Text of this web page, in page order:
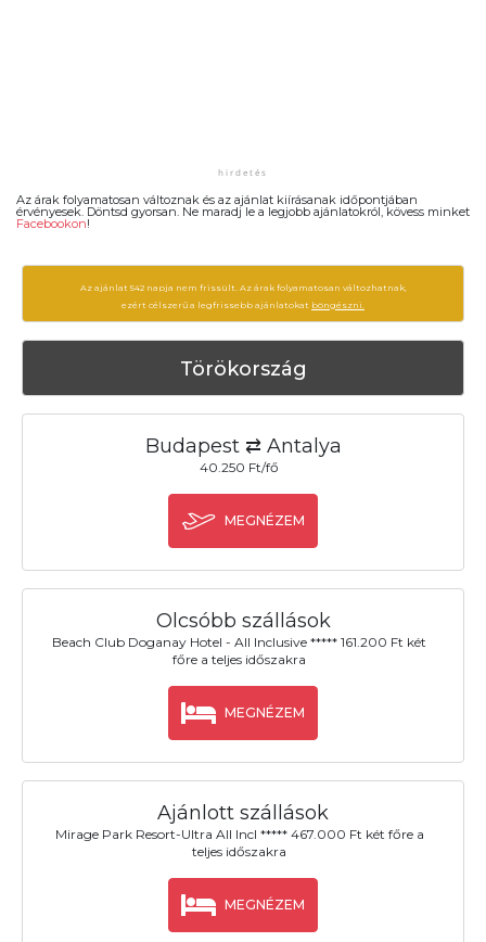
Az árak folyamatosan változnak és az ajánlat kiírásanak időpontjában
érvényesek. Döntsd gyorsan. Ne maradj le a legjobb ajánlatokról, kövess minket
Facebookon!
Az ajánlat 542 napja nem frissült. Az árak folyamatosan változhatnak,
ezért célszerű a legfrissebb ajánlatokat böngészni.
Törökország
Budapest ⇄ Antalya
40.250 Ft/fő
MEGNÉZEM
Olcsóbb szállások
Beach Club Doganay Hotel - All Inclusive ***** 161.200 Ft két
főre a teljes időszakra
MEGNÉZEM
Ajánlott szállások
Mirage Park Resort-Ultra All Incl ***** 467.000 Ft két főre a
teljes időszakra
MEGNÉZEM